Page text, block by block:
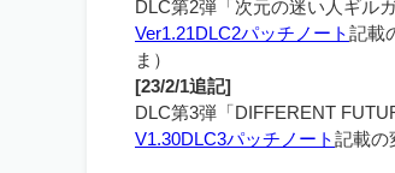
DLC第2弾「次元の迷い人ギル
Ver1.21DLC2パッチノート 記載
ま）
[23/2/1追記]
DLC第3弾「DIFFERENT
V1.30DLC3パッチノート 記載の